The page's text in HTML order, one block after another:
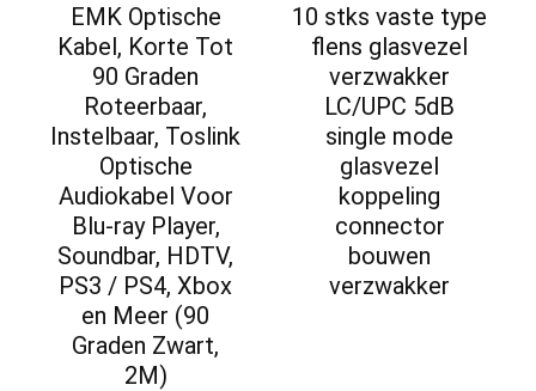
EMK Optische
Kabel, Korte Tot
90 Graden
Roteerbaar,
Instelbaar, Toslink
Optische
Audiokabel Voor
Blu-ray Player,
Soundbar, HDTV,
PS3 / PS4, Xbox
en Meer (90
Graden Zwart,
2M)
10 stks vaste type
flens glasvezel
verzwakker
LC/UPC 5dB
single mode
glasvezel
koppeling
connector
bouwen
verzwakker